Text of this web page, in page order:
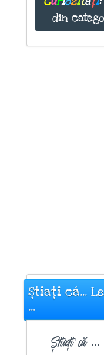
din
Știați că...
...
Știați că ...